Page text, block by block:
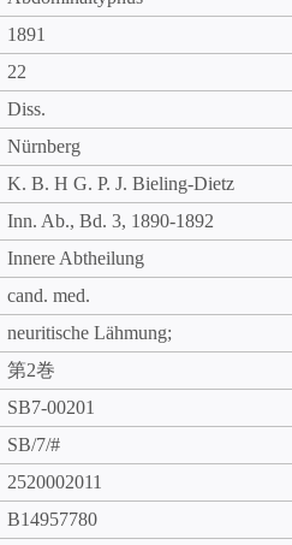
1891
22
Diss.
Nürnberg
K. B. H G. P. J. Bieling-Dietz
Inn. Ab., Bd. 3, 1890-1892
Innere Abtheilung
cand. med.
neuritische Lähmung;
第2巻
SB7-00201
SB/7/#
2520002011
B14957780